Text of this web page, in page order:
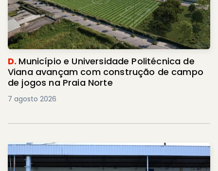
D. Município e Universidade Politécnica de
Viana avançam com construção de campo
de jogos na Praia Norte
7 agosto 2026